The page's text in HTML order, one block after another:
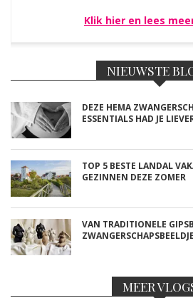
Klik hier en lees
NIEUWSTE
DEZE HEMA
ESSENTIALS HAD JE
TOP 5 BESTE LANDAL
GEZINNEN DEZE ZOMER
VAN TRADITIONELE
ZWANGERSCHAPSBEELDJE
MEER